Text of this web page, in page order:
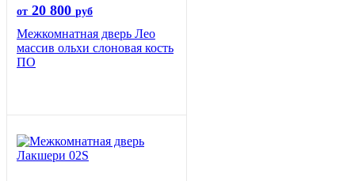
от 20 800 руб
Межкомнатная дверь Лео
массив ольхи слоновая кость
ПО